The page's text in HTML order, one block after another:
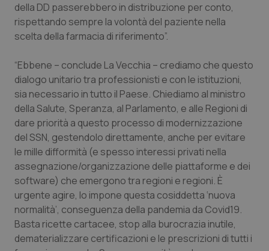
Veneto
Oncoematologia
Psoriasi & pelle
Quotidiano Cardiologia
Quotidiano Chirurgia
Quotidiano Oncologia
Quotidiano Pediatria
Rene & patologie urogenitali
della DD passerebbero in distribuzione per conto,
rispettando sempre la volontà del paziente nella
scelta della farmacia di riferimento”.
“Ebbene – conclude La Vecchia – crediamo che questo
dialogo unitario tra professionisti e con le istituzioni,
sia necessario in tutto il Paese. Chiediamo al ministro
della Salute, Speranza, al Parlamento, e alle Regioni di
dare priorità a questo processo di modernizzazione
del SSN, gestendolo direttamente, anche per evitare
le mille difformità (e spesso interessi privati nella
assegnazione/organizzazione delle piattaforme e dei
software) che emergono tra regioni e regioni. È
urgente agire, lo impone questa cosiddetta ‘nuova
normalità’, conseguenza della pandemia da Covid19.
Basta ricette cartacee, stop alla burocrazia inutile,
dematerializzare certificazioni e le prescrizioni di tutti i